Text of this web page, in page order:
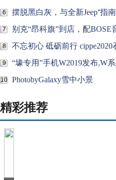
6 摆脱黑白灰，与全新Jeep⁺指
7 别克“昂科旗”到店，配BOSE
8 不忘初心 砥砺前行 cippe2020
9 “壕专用”手机W2019发布,W
10 PhotobyGalaxy雪中小景
精彩推荐